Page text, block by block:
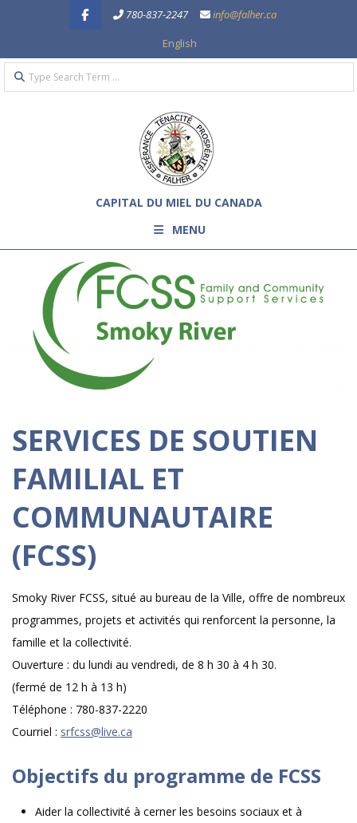
content
780-837-2247
info@falher.ca
English
Search
CAPITAL DU MIEL DU CANADA
MENU
SERVICES DE SOUTIEN
FAMILIAL ET
COMMUNAUTAIRE
(FCSS)
Smoky River FCSS, situé au bureau de la Ville, offre de nombreux
programmes, projets et activités qui renforcent la personne, la
famille et la collectivité.
Ouverture : du lundi au vendredi, de 8 h 30 à 4 h 30.
(fermé de 12 h à 13 h)
Téléphone : 780-837-2220
Courriel : srfcss@live.ca
Objectifs du programme de FCSS
Aider la collectivité à cerner les besoins sociaux et à